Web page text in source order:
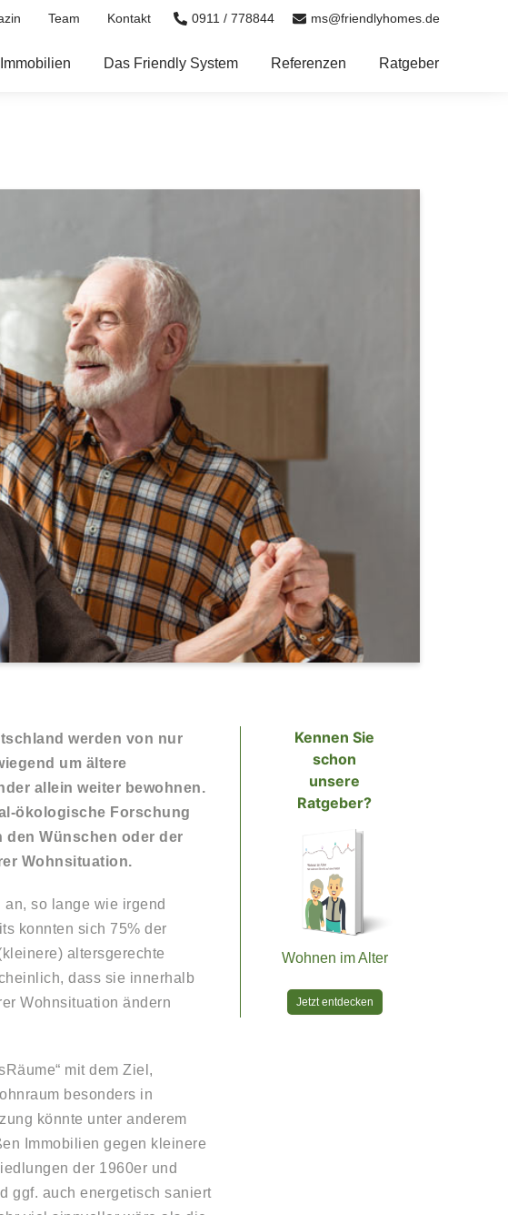
Team Kontakt 0911 / 778844 ms@friendlyhomes.de
Immobilien Das Friendly System Referenzen Ratgeber
werden von nur
um ältere
allein weiter bewohnen.
ökologische Forschung
den Wünschen oder der
Wohnsituation.
so lange wie irgend
konnten sich 75% der
altersgerechte
dass sie innerhalb
Wohnsituation ändern
mit dem Ziel,
besonders in
könnte unter anderem
Immobilien gegen kleinere
der 1960er und
ggf. auch energetisch saniert
Kennen Sie
schon
unsere
Ratgeber?
Wohnen im Alter
Jetzt entdecken